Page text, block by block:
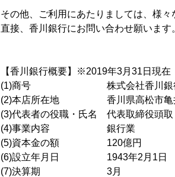
その他、ご利用にあたりましては、様
直接、香川銀行にお問い合わせ願います
【香川銀行概要】※2019年3月31日現在
(1)商号 株式会社香川銀
(2)本店所在地 香川県高松市亀
(3)代表者の役職・氏名 代表取締役頭
(4)事業内容 銀行業
(5)資本金の額 120億円
(6)設立年月日 1943年2月1日
(7)決算期 3月